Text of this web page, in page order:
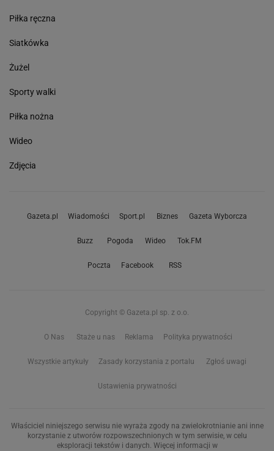
Piłka ręczna
Siatkówka
Żużel
Sporty walki
Piłka nożna
Wideo
Zdjęcia
Gazeta.pl Wiadomości Sport.pl Biznes Gazeta Wyborcza
Buzz Pogoda Wideo Tok.FM
Poczta Facebook RSS
Copyright © Gazeta.pl sp. z o.o.
O Nas Staże u nas Reklama Polityka prywatności
Wszystkie artykuły Zasady korzystania z portalu Zgłoś uwagi
Ustawienia prywatności
Właściciel niniejszego serwisu nie wyraża zgody na zwielokrotnianie ani inne
korzystanie z utworów rozpowszechnionych w tym serwisie, w celu
eksploracji tekstów i danych. Więcej informacji w